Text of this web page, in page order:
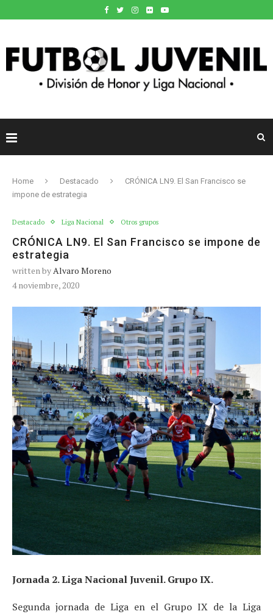
Home Destacado
CRÓNICA LN9. El San Francisco se
impone de estrategia
Destacado Liga Nacional Otros grupos
CRÓNICA LN9. El San Francisco se impone de
estrategia
written byAlvaro Moreno
4 noviembre, 2020
Jornada 2. Liga Nacional Juvenil. Grupo IX.
Segunda jornada de Liga en el Grupo IX de la Liga